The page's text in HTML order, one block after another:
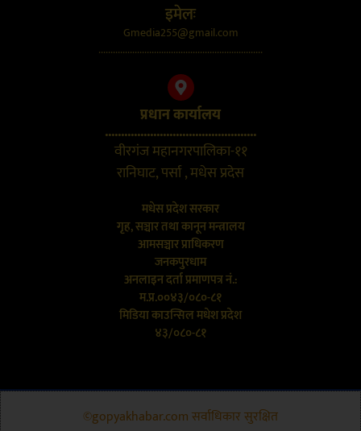
इमेलः
Gmedia255@gmail.com
....................................................................
प्रधान कार्यालय
...............................................
वीरगंज महानगरपालिका-११
रानिघाट, पर्सा , मधेस प्रदेस
मधेस प्रदेश सरकार
गृह, सञ्चार तथा कानून मन्त्रालय
आमसञ्चार प्राधिकरण
जनकपुरधाम
अनलाइन दर्ता प्रमाणपत्र नं.:
म.प्र.००४३/०८०-८१
मिडिया काउन्सिल मधेश प्रदेश
४३/०८०-८१
©gopyakhabar.com सर्वाधिकार सुरक्षित